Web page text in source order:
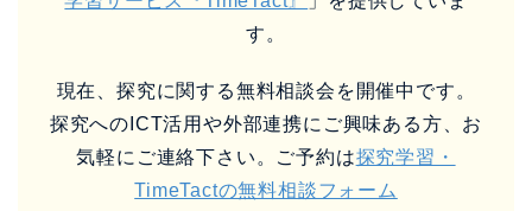
す。
現在、探究に関する無料相談会を開催中です。
探究へのICT活用や外部連携にご興味ある方、お
気軽にご連絡下さい。ご予約は探究学習・
TimeTactの無料相談フォーム